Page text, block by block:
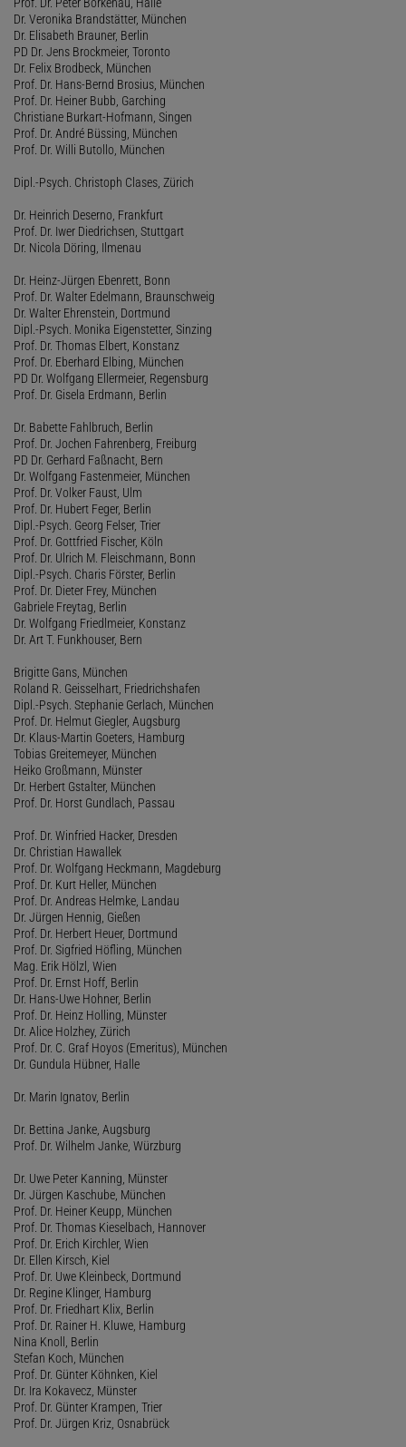
Dr. Veronika Brandstätter, München
Dr. Elisabeth Brauner, Berlin
PD Dr. Jens Brockmeier, Toronto
Dr. Felix Brodbeck, München
Prof. Dr. Hans-Bernd Brosius, München
Prof. Dr. Heiner Bubb, Garching
Christiane Burkart-Hofmann, Singen
Prof. Dr. André Büssing, München
Prof. Dr. Willi Butollo, München
Dipl.-Psych. Christoph Clases, Zürich
Dr. Heinrich Deserno, Frankfurt
Prof. Dr. Iwer Diedrichsen, Stuttgart
Dr. Nicola Döring, Ilmenau
Dr. Heinz-Jürgen Ebenrett, Bonn
Prof. Dr. Walter Edelmann, Braunschweig
Dr. Walter Ehrenstein, Dortmund
Dipl.-Psych. Monika Eigenstetter, Sinzing
Prof. Dr. Thomas Elbert, Konstanz
Prof. Dr. Eberhard Elbing, München
PD Dr. Wolfgang Ellermeier, Regensburg
Prof. Dr. Gisela Erdmann, Berlin
Dr. Babette Fahlbruch, Berlin
Prof. Dr. Jochen Fahrenberg, Freiburg
PD Dr. Gerhard Faßnacht, Bern
Dr. Wolfgang Fastenmeier, München
Prof. Dr. Volker Faust, Ulm
Prof. Dr. Hubert Feger, Berlin
Dipl.-Psych. Georg Felser, Trier
Prof. Dr. Gottfried Fischer, Köln
Prof. Dr. Ulrich M. Fleischmann, Bonn
Dipl.-Psych. Charis Förster, Berlin
Prof. Dr. Dieter Frey, München
Gabriele Freytag, Berlin
Dr. Wolfgang Friedlmeier, Konstanz
Dr. Art T. Funkhouser, Bern
Brigitte Gans, München
Roland R. Geisselhart, Friedrichshafen
Dipl.-Psych. Stephanie Gerlach, München
Prof. Dr. Helmut Giegler, Augsburg
Dr. Klaus-Martin Goeters, Hamburg
Tobias Greitemeyer, München
Heiko Großmann, Münster
Dr. Herbert Gstalter, München
Prof. Dr. Horst Gundlach, Passau
Prof. Dr. Winfried Hacker, Dresden
Dr. Christian Hawallek
Prof. Dr. Wolfgang Heckmann, Magdeburg
Prof. Dr. Kurt Heller, München
Prof. Dr. Andreas Helmke, Landau
Dr. Jürgen Hennig, Gießen
Prof. Dr. Herbert Heuer, Dortmund
Prof. Dr. Sigfried Höfling, München
Mag. Erik Hölzl, Wien
Prof. Dr. Ernst Hoff, Berlin
Dr. Hans-Uwe Hohner, Berlin
Prof. Dr. Heinz Holling, Münster
Dr. Alice Holzhey, Zürich
Prof. Dr. C. Graf Hoyos (Emeritus), München
Dr. Gundula Hübner, Halle
Dr. Marin Ignatov, Berlin
Dr. Bettina Janke, Augsburg
Prof. Dr. Wilhelm Janke, Würzburg
Dr. Uwe Peter Kanning, Münster
Dr. Jürgen Kaschube, München
Prof. Dr. Heiner Keupp, München
Prof. Dr. Thomas Kieselbach, Hannover
Prof. Dr. Erich Kirchler, Wien
Dr. Ellen Kirsch, Kiel
Prof. Dr. Uwe Kleinbeck, Dortmund
Dr. Regine Klinger, Hamburg
Prof. Dr. Friedhart Klix, Berlin
Prof. Dr. Rainer H. Kluwe, Hamburg
Nina Knoll, Berlin
Stefan Koch, München
Prof. Dr. Günter Köhnken, Kiel
Dr. Ira Kokavecz, Münster
Prof. Dr. Günter Krampen, Trier
Prof. Dr. Jürgen Kriz, Osnabrück